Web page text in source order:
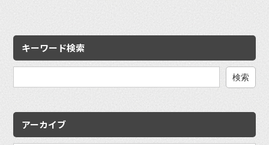
キーワード検索
アーカイブ